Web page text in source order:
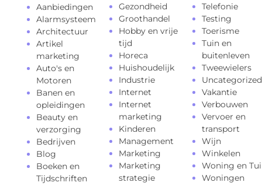
Aanbiedingen
Alarmsysteem
Architectuur
Artikel
marketing
Auto's en
Motoren
Banen en
opleidingen
Beauty en
verzorging
Bedrijven
Blog
Boeken en
Tijdschriften
Gezondheid
Groothandel
Hobby en vrije
tijd
Horeca
Huishoudelijk
Industrie
Internet
Internet
marketing
Kinderen
Management
Marketing
Marketing
strategie
Telefonie
Testing
Toerisme
Tuin en
buitenleven
Tweewielers
Uncategorized
Vakantie
Verbouwen
Vervoer en
transport
Wijn
Winkelen
Woning en
Woningen